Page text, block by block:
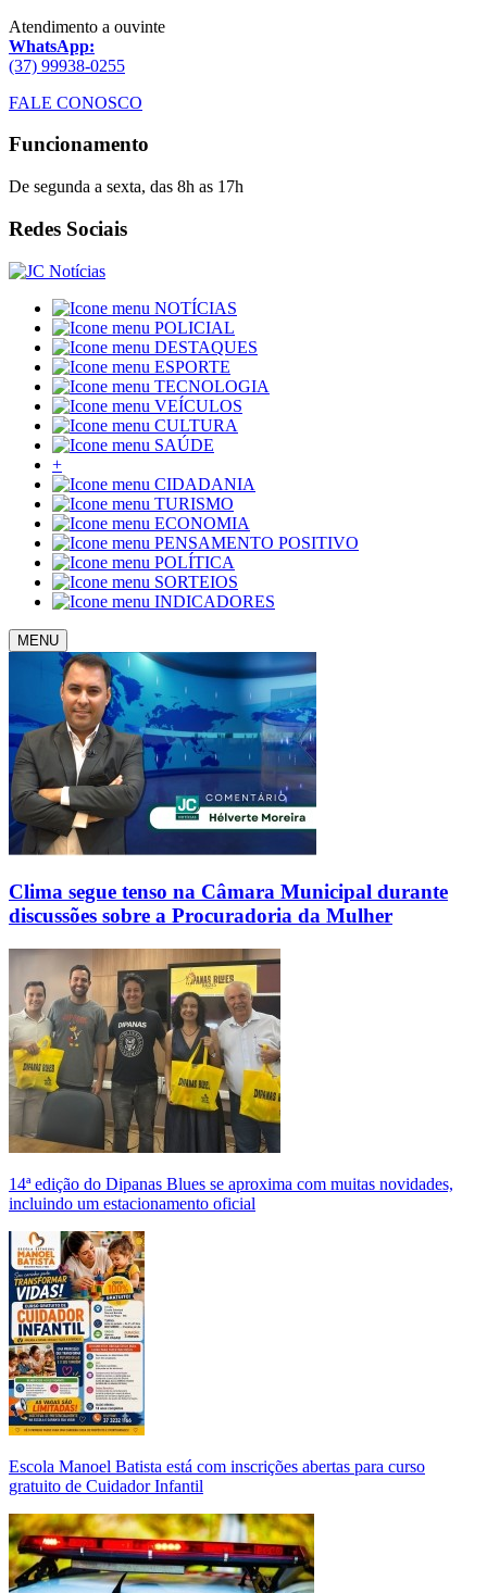
Atendimento a ouvinte
WhatsApp:
(37) 99938-0255
FALE CONOSCO
Funcionamento
De segunda a sexta, das 8h as 17h
Redes Sociais
NOTÍCIAS
POLICIAL
DESTAQUES
ESPORTE
TECNOLOGIA
VEÍCULOS
CULTURA
SAÚDE
+
CIDADANIA
TURISMO
ECONOMIA
PENSAMENTO POSITIVO
POLÍTICA
SORTEIOS
INDICADORES
MENU
Clima segue tenso na Câmara Municipal durante
discussões sobre a Procuradoria da Mulher
14ª edição do Dipanas Blues se aproxima com muitas novidades,
incluindo um estacionamento oficial
Escola Manoel Batista está com inscrições abertas para curso
gratuito de Cuidador Infantil